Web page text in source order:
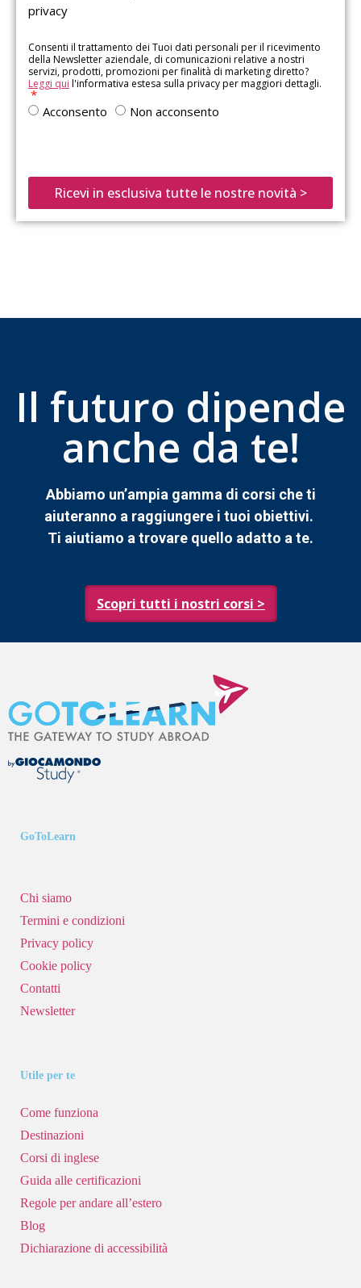
privacy
Consenti il trattamento dei Tuoi dati personali per il ricevimento
della Newsletter aziendale, di comunicazioni relative a nostri
servizi, prodotti, promozioni per finalità di marketing diretto?
Leggi qui l'informativa estesa sulla privacy per maggiori dettagli.
Acconsento Non acconsento
Ricevi in esclusiva tutte le nostre novità >
Il futuro dipende
anche da te!
Abbiamo un’ampia gamma di corsi che ti
aiuteranno a raggiungere i tuoi obiettivi.
Ti aiutiamo a trovare quello adatto a te.
Scopri tutti i nostri corsi >
GoToLearn
Chi siamo
Termini e condizioni
Privacy policy
Cookie policy
Contatti
Newsletter
Utile per te
Come funziona
Destinazioni
Corsi di inglese
Guida alle certificazioni
Regole per andare all’estero
Blog
Dichiarazione di accessibilità